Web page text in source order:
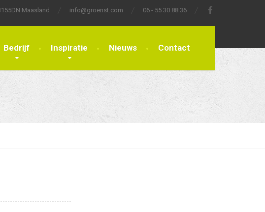
Maasland info@groenst.com 06 - 55 30 88 36
Bedrijf Inspiratie Nieuws Contact